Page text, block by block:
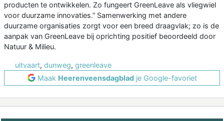
producten te ontwikkelen. Zo fungeert GreenLeave als vliegwiel
voor duurzame innovaties.” Samenwerking met andere
duurzame organisaties zorgt voor een breed draagvlak; zo is de
aanpak van GreenLeave bij oprichting positief beoordeeld door
Natuur & Milieu.
uitvaart, dunweg, greenleave
Maak Heerenveensdagbladje Google-favoriet